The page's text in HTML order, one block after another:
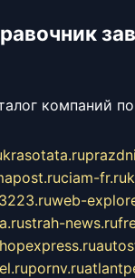
компаний
krasotata.ru
ciam-fr.ru
web-
strah-news.ru
pornv.ru